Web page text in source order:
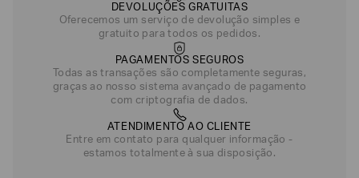
DEVOLUÇÕES GRATUITAS
Oferecemos um serviço de devolução simples e
gratuito para todos os pedidos.
PAGAMENTOS SEGUROS
Todas as transações são completamente seguras,
graças ao nosso sistema avançado de pagamento
com criptografia de dados.
ATENDIMENTO AO CLIENTE
Entre em contato para qualquer informação -
estamos totalmente à sua disposição.